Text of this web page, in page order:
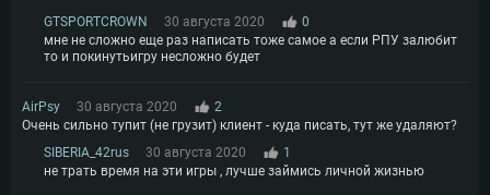
Процессор: Dual-Core 2.2 GHz
Оперативная память: 4 ГБ
720p.
Сеть: Широкополосное подключение к Интернету
Место на жестком диске: 23.1 Гб
Процессор: Core i5, минимум 2.2GHz (Intel Xeon не поддерживается)
Оперативная память: 6 Гб
720p) с поддержкой Metal
Место на жестком диске: 23.1 Гб
Рекомендуемые
Процессор: Dual-Core 2.4 ГГц
Оперативная память: 4 Гб
Radeon со свежими проприетарными драйверами (не старее 6
месяцев, минимальное поддерживаемое разрешение - 720p) с
Место на жестком диске: 23.1 Гб
GTSPORTCROWN 30 августа 2020
0
мне не сложно еще раз написать тоже самое а если РПУ залюбит
то и покинутьигру несложно будет
AirPsy 30 августа 2020
2
Очень сильно тупит (не грузит) клиент - куда писать, тут же удаляют?
SIBERIA_42rus
30 августа 2020
1
не трать время на эти игры , лучше займись личной жизнью